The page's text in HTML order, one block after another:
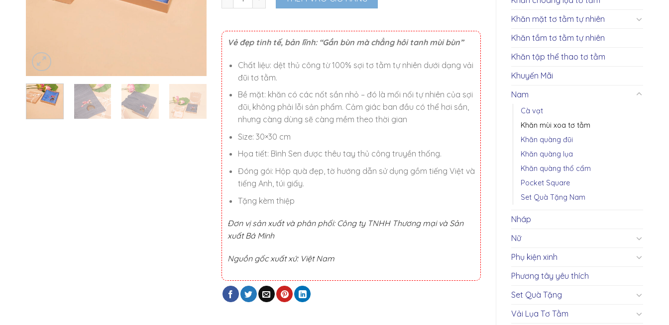
Khăn mặt tơ tằm tự nhiên
Khăn tắm tơ tằm tự nhiên
Khăn tập thể thao tơ tằm
Khuyến Mãi
Nam
Cà vạt
Khăn mùi xoa tơ tằm
Khăn quàng đũi
Khăn quàng lụa
Khăn quàng thổ cẩm
Pocket Square
Set Quà Tặng Nam
Nháp
Nữ
Phụ kiện xinh
Phương tây yêu thích
Set Quà Tặng
Vải Lụa Tơ Tằm
Vẻ đẹp tinh tế, bản lĩnh: “Gần bùn mà chẳng hôi tanh mùi bùn”
Chất liệu: dệt thủ công từ 100% sợi tơ tằm tự nhiên dưới dạng vải
đũi tơ tằm.
Bề mặt: khăn có các nốt sần nhỏ – đó là mối nối tự nhiên của sợi
đũi, không phải lỗi sản phẩm. Cảm giác ban đầu có thể hơi sần,
nhưng càng dùng sẽ càng mềm theo thời gian
Size: 30×30 cm
Họa tiết: Bình Sen được thêu tay thủ công truyền thống.
Đóng gói: Hộp quà đẹp, tờ hướng dẫn sử dụng gồm tiếng Việt và
tiếng Anh, túi giấy.
Tặng kèm thiệp
Đơn vị sản xuất và phân phối: Công ty TNHH Thương mại và Sản
xuất Bá Minh
Nguồn gốc xuất xứ: Việt Nam